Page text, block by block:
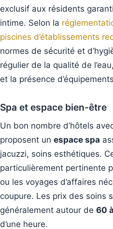
exclusif aux résidents
intime. Selon la
piscines d’établissements
normes de sécurité et
régulier de la qualité de
et la présence
Spa et espace bien-être
Un bon nombre d’hôtels
proposent un espace spa
jacuzzi, soins esthétiques.
particulièrement pertinente
ou les voyages d’affaires
coupure. Les prix des soins
généralement autour de 60
d’une heure.